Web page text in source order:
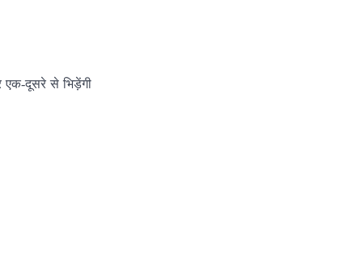
एक‑दूसरे से भिड़ेंगी